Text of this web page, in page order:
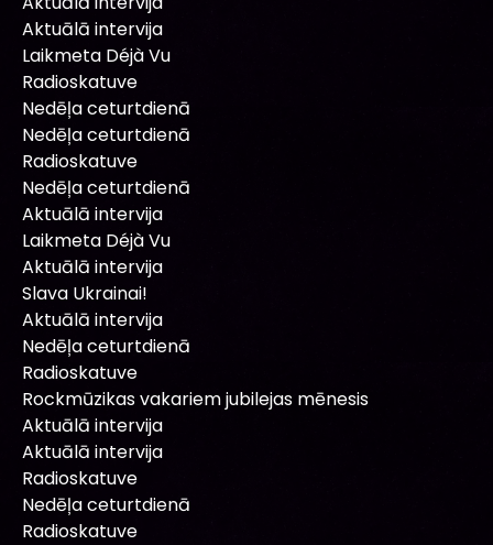
Aktuālā intervija
Laikmeta Déjà Vu
Radioskatuve
Nedēļa ceturtdienā
Nedēļa ceturtdienā
Radioskatuve
Nedēļa ceturtdienā
Aktuālā intervija
Laikmeta Déjà Vu
Aktuālā intervija
Slava Ukrainai!
Aktuālā intervija
Nedēļa ceturtdienā
Radioskatuve
Rockmūzikas vakariem jubilejas mēnesis
Aktuālā intervija
Aktuālā intervija
Radioskatuve
Nedēļa ceturtdienā
Radioskatuve